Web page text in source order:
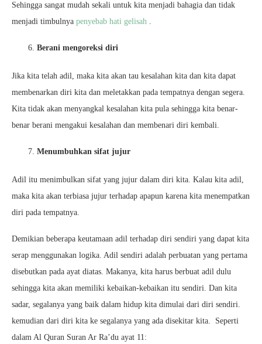
Sehingga sangat mudah sekali untuk kita menjadi bahagia dan tidak
menjadi timbulnya penyebab hati gelisah .
Berani mengoreksi diri
Jika kita telah adil, maka kita akan tau kesalahan kita dan kita dapat
membenarkan diri kita dan meletakkan pada tempatnya dengan segera.
Kita tidak akan menyangkal kesalahan kita pula sehingga kita benar-
benar berani mengakui kesalahan dan membenari diri kembali.
Menumbuhkan sifat jujur
Adil itu menimbulkan sifat yang jujur dalam diri kita. Kalau kita adil,
maka kita akan terbiasa jujur terhadap apapun karena kita menempatkan
diri pada tempatnya.
Demikian beberapa keutamaan adil terhadap diri sendiri yang dapat kita
serap menggunakan logika. Adil sendiri adalah perbuatan yang pertama
disebutkan pada ayat diatas. Makanya, kita harus berbuat adil dulu
sehingga kita akan memiliki kebaikan-kebaikan itu sendiri. Dan kita
sadar, segalanya yang baik dalam hidup kita dimulai dari diri sendiri.
kemudian dari diri kita ke segalanya yang ada disekitar kita. Seperti
dalam Al Quran Suran Ar Ra’du ayat 11: